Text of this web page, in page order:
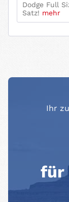
Dodge Full
Satz! mehr
Ihr
für